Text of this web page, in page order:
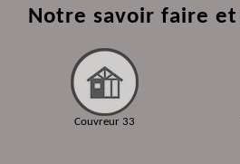
Notre savoir faire et
Couvreur 33